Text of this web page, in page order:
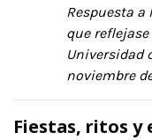
Respuesta a
que
Universidad
noviembre
Fiestas, ritos y